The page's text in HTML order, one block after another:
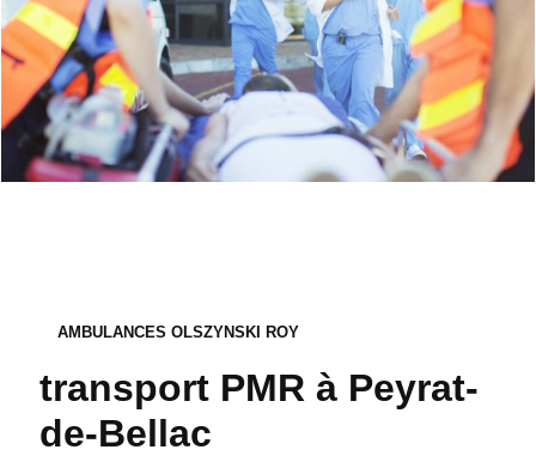
AMBULANCES OLSZYNSKI ROY
transport PMR à Peyrat-
de-Bellac